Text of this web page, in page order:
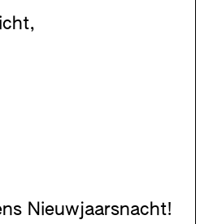
Nieuwjaarsnacht!